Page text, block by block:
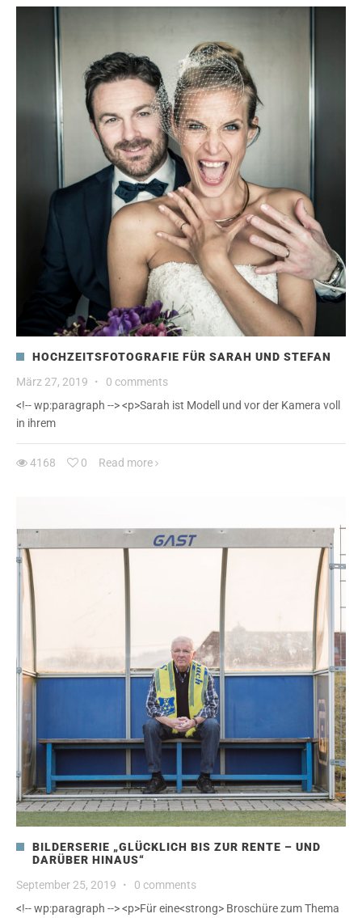
HOCHZEITSFOTOGRAFIE FÜR SARAH UND STEFAN
März 27, 2019
·
0 comments
<!-- wp:paragraph --> <p>Sarah ist Modell und vor der Kamera voll
in ihrem
4168 0 Read more
BILDERSERIE „GLÜCKLICH BIS ZUR RENTE – UND
DARÜBER HINAUS“
September 25, 2019
·
0 comments
<!-- wp:paragraph --> <p>Für eine<strong> Broschüre zum Thema